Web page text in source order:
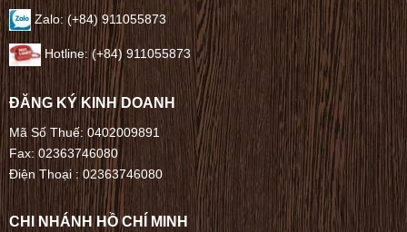
Zalo: (+84) 911055873
Hotline: (+84) 911055873
ĐĂNG KÝ KINH DOANH
Mã Số Thuế: 0402009891
Fax: 02363746080
Điện Thoại :02363746080
CHI NHÁNH HỒ CHÍ MINH